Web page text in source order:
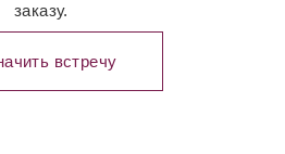
заказу.
встречу